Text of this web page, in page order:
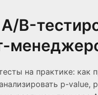
B-
на практике: как
p-value,